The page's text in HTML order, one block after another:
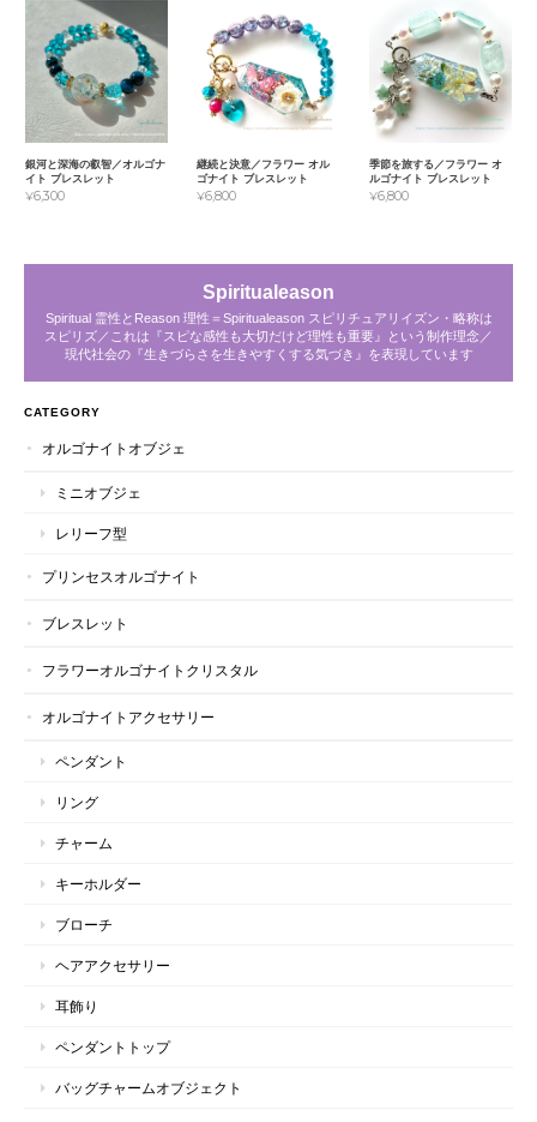
銀河と深海の叡智／オルゴナ
イト ブレスレット
¥6,300
継続と決意／フラワー オル
ゴナイト ブレスレット
¥6,800
季節を旅する／フラワー オ
ルゴナイト ブレスレット
¥6,800
Spiritualeason
Spiritual 霊性とReason 理性＝Spiritualeason スピリチュアリイズン・略称は
スピリズ／これは『スピな感性も大切だけど理性も重要』という制作理念／
現代社会の『生きづらさを生きやすくする気づき』を表現しています
CATEGORY
オルゴナイトオブジェ
ミニオブジェ
レリーフ型
プリンセスオルゴナイト
ブレスレット
フラワーオルゴナイトクリスタル
オルゴナイトアクセサリー
ペンダント
リング
チャーム
キーホルダー
ブローチ
ヘアアクセサリー
耳飾り
ペンダントトップ
バッグチャームオブジェクト